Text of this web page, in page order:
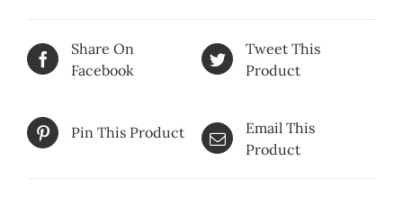
Share On
Facebook
Tweet This
Product
Pin This Product
Email This
Product